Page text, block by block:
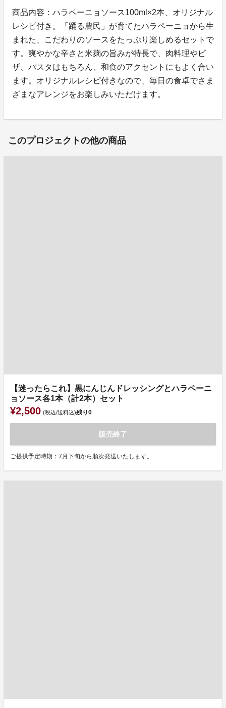
商品内容：ハラペーニョソース100ml×2本、オリジナル
レシピ付き。「踊る農民」が育てたハラペーニョから生
まれた、こだわりのソースをたっぷり楽しめるセットで
す。爽やかな辛さと米麹の旨みが特長で、肉料理やピ
ザ、パスタはもちろん、和食のアクセントにもよく合い
ます。オリジナルレシピ付きなので、毎日の食卓でさま
ざまなアレンジをお楽しみいただけます。
このプロジェクトの他の商品
【迷ったらこれ】黒にんじんドレッシングとハラペーニ
ョソース各1本（計2本）セット
¥2,500 (税込/送料込)残り0
販売終了
ご提供予定時期：7月下旬から順次発送いたします。